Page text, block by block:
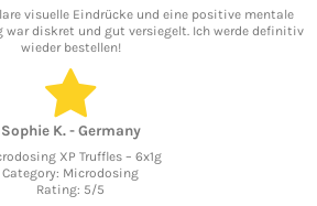
visuelle Eindrücke und eine positive mentale
war diskret und gut versiegelt. Ich werde definitiv
wieder bestellen!
Sophie K. - Germany
XP Truffles – 6x1g
Category: Microdosing
Rating: 5/5